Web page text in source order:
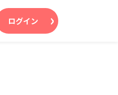
ログイン